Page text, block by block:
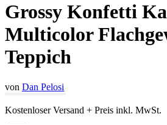
Grossy Konfetti
Multicolor
Teppich
von Dan Pelosi
Kostenloser Versand + Preis inkl. MwSt.